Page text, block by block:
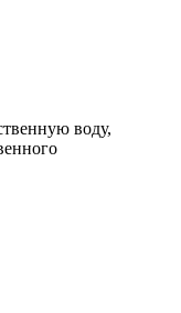
воду,